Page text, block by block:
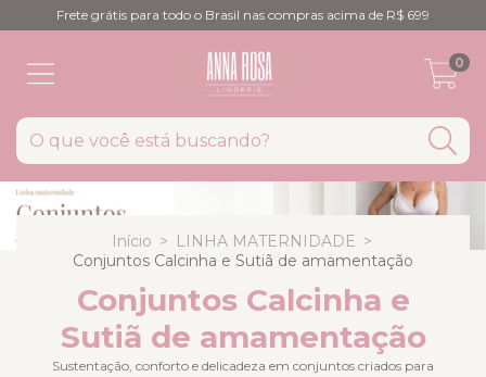
Frete grátis para todo o Brasil nas compras acima de R$ 699
0
Início > LINHA MATERNIDADE >
Conjuntos Calcinha e Sutiã de amamentação
Conjuntos Calcinha e
Sutiã de amamentação
Sustentação, conforto e delicadeza em conjuntos criados para